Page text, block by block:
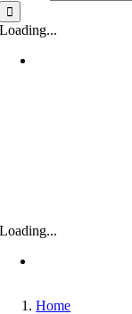
Loading...
Loading...
Home